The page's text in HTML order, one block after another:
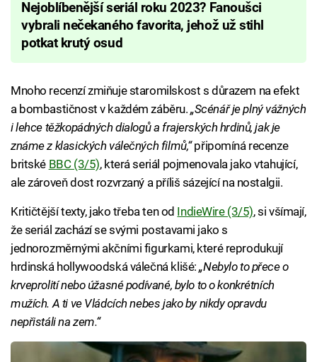
Nejoblíbenější seriál roku 2023? Fanoušci
vybrali nečekaného favorita, jehož už stihl
potkat krutý osud
Mnoho recenzí zmiňuje staromilskost s důrazem na efekt
a bombastičnost v každém záběru.„Scénář je plný vážných
i lehce těžkopádných dialogů a frajerských hrdinů, jak je
známe z klasických válečných filmů,“připomíná recenze
britské BBC (3/5), která seriál pojmenovala jako vtahující,
ale zároveň dost rozvrzaný a příliš sázející na nostalgii.
Kritičtější texty, jako třeba ten od IndieWire (3/5), si všímají,
že seriál zachází se svými postavami jako s
jednorozměrnými akčními figurkami, které reprodukují
hrdinská hollywoodská válečná klišé:„Nebylo to přece o
krveprolití nebo úžasné podívané, bylo to o konkrétních
mužích. A ti ve Vládcích nebes jako by nikdy opravdu
nepřistáli na zem.“